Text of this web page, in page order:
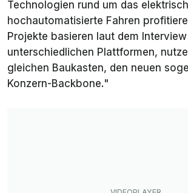
Technologien rund um das
hochautomatisierte Fahren
Projekte basieren laut dem
unterschiedlichen Plattformen,
gleichen Baukasten, den neuen
Konzern-Backbone."